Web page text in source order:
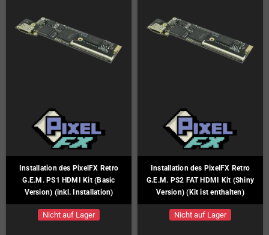
Installation des PixelFX Retro
G.E.M. PS1 HDMI Kit (Basic
Version) (inkl. Installation)
Nicht auf Lager
Installation des PixelFX Retro
G.E.M. PS2 FAT HDMI Kit (Shiny
Version) (Kit ist enthalten)
Nicht auf Lager